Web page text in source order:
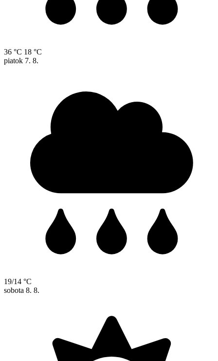
36 °C 18 °C
piatok 7. 8.
19/14 °C
sobota 8. 8.